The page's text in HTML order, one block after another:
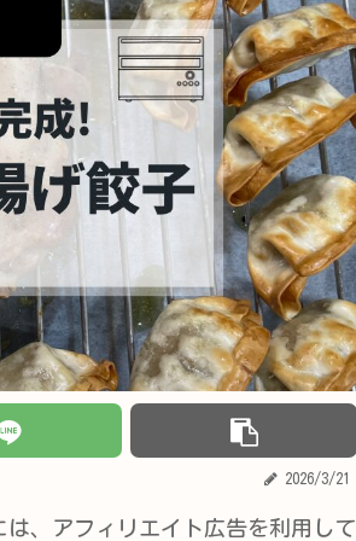
2026/3/21
、アフィリエイト広告を利用して